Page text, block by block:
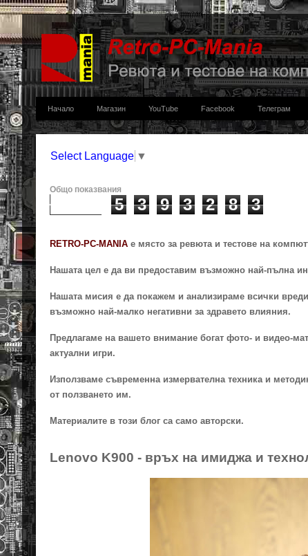
Начало Магазин YouTube Facebook Телеграм
Select Language ▼
Общо показвания
5 3 9 3 2 8 3
RETRO-PC-MANIA e място за ревюта и тестове на
Нашата цел е да ви предоставим възможно най-пълна
Нашата мисия е да покажем и анализираме всички
възможно най-малко негативни за здравето влияния.
Предлагаме на вашето внимание богат фото- и видео-
актуални игри.
Използваме съвременна измервателна техника и
от ползването им.
Материалите в този блог са само авторски.
Lenovo K900 - връх на имиджа и